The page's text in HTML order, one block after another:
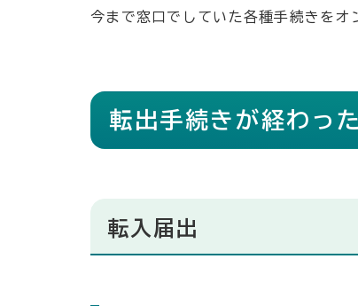
今まで窓口でしていた各種手続きをオ
転出手続きが経わっ
転入届出